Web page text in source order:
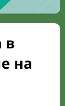
в
на